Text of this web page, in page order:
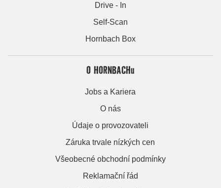
Drive - In
Self-Scan
Hornbach Box
O HORNBACHu
Jobs a Kariera
O nás
Údaje o provozovateli
Záruka trvale nízkých cen
Všeobecné obchodní podmínky
Reklamační řád